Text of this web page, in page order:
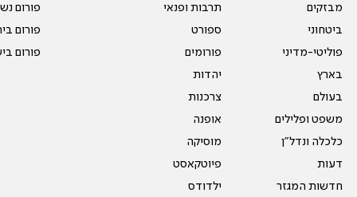
מבזקים
ביטחוני
פוליטי-מדיני
בארץ
בעולם
משפט ופלילים
כלכלה ונדל"ן
דעות
חדשות המגזר
תרבות ופנאי
ספורט
פורומים
יהדות
צרכנות
אופנה
מוסיקה
פיוטקאסט
ילדודס
פורום
פורום
פורום